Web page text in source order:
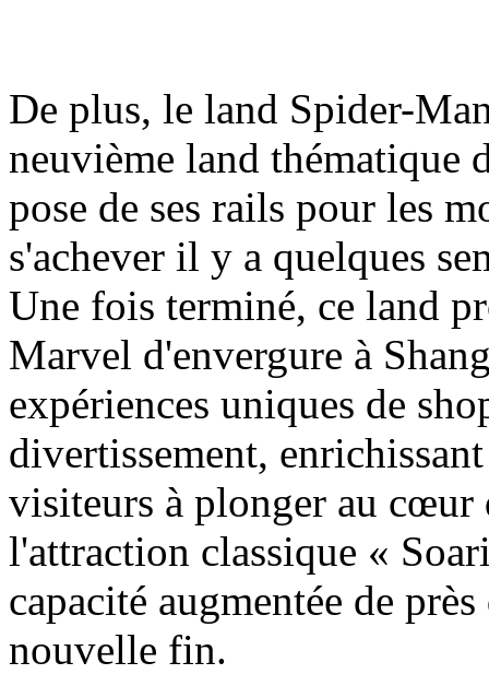
De plus, le land Spider-
neuvième land thématique
pose de ses rails pour les
s'achever il y a quelques
Une fois terminé, ce land
Marvel d'envergure à
expériences uniques de
divertissement,
visiteurs à plonger au
l'attraction classique «
capacité augmentée de
nouvelle fin.